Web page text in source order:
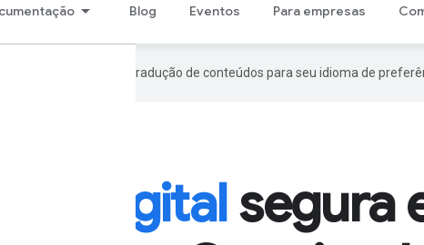
Blog Eventos Para empresas
usa tecnologia de IA na tradução de conteúdos para seu idioma de